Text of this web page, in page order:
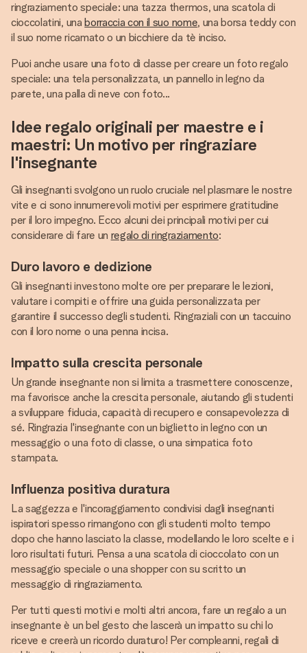
ringraziamento speciale: una tazza thermos, una scatola di
cioccolatini, unaborraccia con il suo nome, una borsa teddy con
il suo nome ricamato o un bicchiere da tè inciso.
Puoi anche usare una foto di classe per creare un foto regalo
speciale: una tela personalizzata, un pannello in legno da
parete, una palla di neve con foto...
Idee regalo originali per maestre e i
maestri: Un motivo per ringraziare
l'insegnante
Gli insegnanti svolgono un ruolo cruciale nel plasmare le nostre
vite e ci sono innumerevoli motivi per esprimere gratitudine
per il loro impegno. Ecco alcuni dei principali motivi per cui
considerare di fare un regalo di ringraziamento:
Duro lavoro e dedizione
Gli insegnanti investono molte ore per preparare le lezioni,
valutare i compiti e offrire una guida personalizzata per
garantire il successo degli studenti. Ringraziali con un taccuino
con il loro nome o una penna incisa.
Impatto sulla crescita personale
Un grande insegnante non si limita a trasmettere conoscenze,
ma favorisce anche la crescita personale, aiutando gli studenti
a sviluppare fiducia, capacità di recupero e consapevolezza di
sé. Ringrazia l'insegnante con un biglietto in legno con un
messaggio o una foto di classe, o una simpatica foto
stampata.
Influenza positiva duratura
La saggezza e l'incoraggiamento condivisi dagli insegnanti
ispiratori spesso rimangono con gli studenti molto tempo
dopo che hanno lasciato la classe, modellando le loro scelte e i
loro risultati futuri. Pensa a una scatola di cioccolato con un
messaggio speciale o una shopper con su scritto un
messaggio di ringraziamento.
Per tutti questi motivi e molti altri ancora, fare un regalo a un
insegnante è un bel gesto che lascerà un impatto su chi lo
riceve e creerà un ricordo duraturo! Per compleanni, regali di